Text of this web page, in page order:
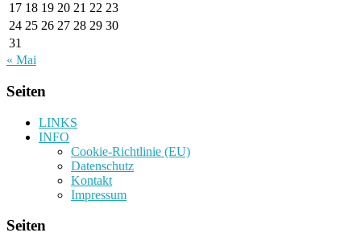
17 18 19 20 21 22 23
24 25 26 27 28 29 30
31
« Mai
Seiten
LINKS
INFO
Cookie-Richtlinie (EU)
Datenschutz
Kontakt
Impressum
Seiten